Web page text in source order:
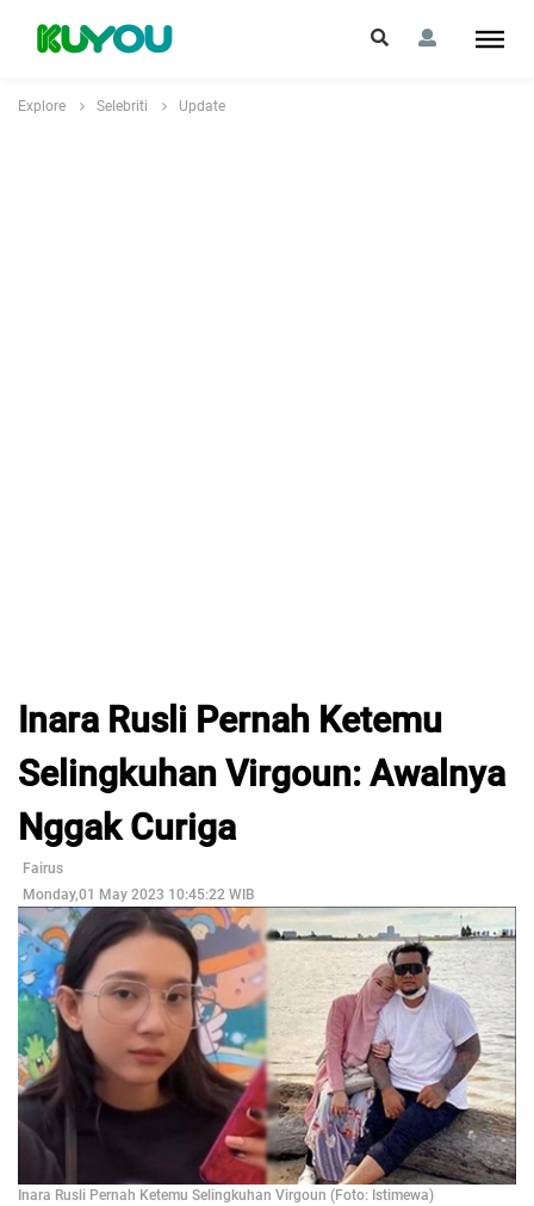
Explore Selebriti Update
Inara Rusli Pernah Ketemu
Selingkuhan Virgoun: Awalnya
Nggak Curiga
Fairus
Monday,01 May 2023 10:45:22 WIB
Inara Rusli Pernah Ketemu Selingkuhan Virgoun (Foto: Istimewa)